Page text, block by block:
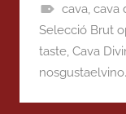
cava cava
Selecció Brut
taste Cava